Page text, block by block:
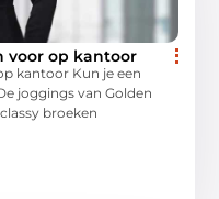
voor op kantoor
kantoor Kun je een
joggings van Golden
broeken